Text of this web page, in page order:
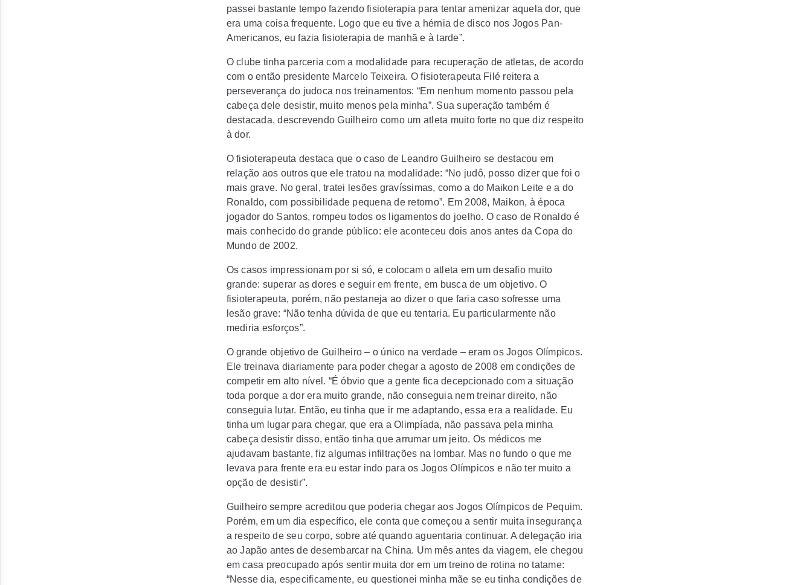
passei bastante tempo fazendo fisioterapia para tentar amenizar aquela dor, que
era uma coisa frequente. Logo que eu tive a hérnia de disco nos Jogos Pan-
Americanos, eu fazia fisioterapia de manhã e à tarde”.
O clube tinha parceria com a modalidade para recuperação de atletas, de acordo
com o então presidente Marcelo Teixeira. O fisioterapeuta Filé reitera a
perseverança do judoca nos treinamentos: “Em nenhum momento passou pela
cabeça dele desistir, muito menos pela minha”. Sua superação também é
destacada, descrevendo Guilheiro como um atleta muito forte no que diz respeito
à dor.
O fisioterapeuta destaca que o caso de Leandro Guilheiro se destacou em
relação aos outros que ele tratou na modalidade: “No judô, posso dizer que foi o
mais grave. No geral, tratei lesões gravíssimas, como a do Maikon Leite e a do
Ronaldo, com possibilidade pequena de retorno”. Em 2008, Maikon, à época
jogador do Santos, rompeu todos os ligamentos do joelho. O caso de Ronaldo é
mais conhecido do grande público: ele aconteceu dois anos antes da Copa do
Mundo de 2002.
Os casos impressionam por si só, e colocam o atleta em um desafio muito
grande: superar as dores e seguir em frente, em busca de um objetivo. O
fisioterapeuta, porém, não pestaneja ao dizer o que faria caso sofresse uma
lesão grave: “Não tenha dúvida de que eu tentaria. Eu particularmente não
mediria esforços”.
O grande objetivo de Guilheiro – o único na verdade – eram os Jogos Olímpicos.
Ele treinava diariamente para poder chegar a agosto de 2008 em condições de
competir em alto nível. “É óbvio que a gente fica decepcionado com a situação
toda porque a dor era muito grande, não conseguia nem treinar direito, não
conseguia lutar. Então, eu tinha que ir me adaptando, essa era a realidade. Eu
tinha um lugar para chegar, que era a Olimpíada, não passava pela minha
cabeça desistir disso, então tinha que arrumar um jeito. Os médicos me
ajudavam bastante, fiz algumas infiltrações na lombar. Mas no fundo o que me
levava para frente era eu estar indo para os Jogos Olímpicos e não ter muito a
opção de desistir”.
Guilheiro sempre acreditou que poderia chegar aos Jogos Olímpicos de Pequim.
Porém, em um dia específico, ele conta que começou a sentir muita insegurança
a respeito de seu corpo, sobre até quando aguentaria continuar. A delegação iria
ao Japão antes de desembarcar na China. Um mês antes da viagem, ele chegou
em casa preocupado após sentir muita dor em um treino de rotina no tatame:
“Nesse dia, especificamente, eu questionei minha mãe se eu tinha condições de